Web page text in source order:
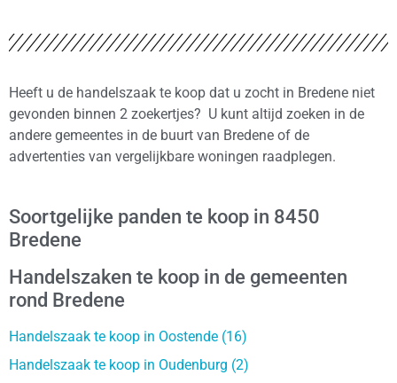
Heeft u de handelszaak te koop dat u zocht in Bredene niet
gevonden binnen 2 zoekertjes? U kunt altijd zoeken in de
andere gemeentes in de buurt van Bredene of de
advertenties van vergelijkbare woningen raadplegen.
Soortgelijke panden te koop in 8450
Bredene
Handelszaken te koop in de gemeenten
rond Bredene
Handelszaak te koop in Oostende (16)
Handelszaak te koop in Oudenburg (2)